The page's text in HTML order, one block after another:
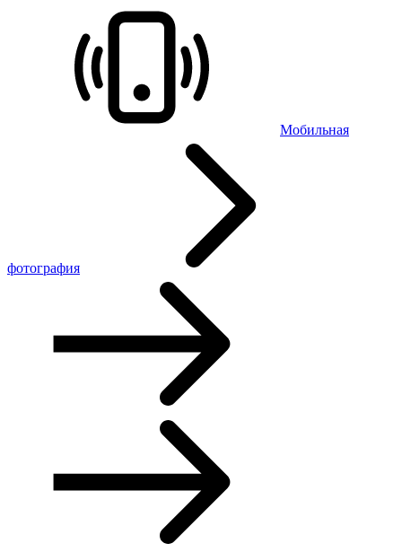
Мобильная
фотография